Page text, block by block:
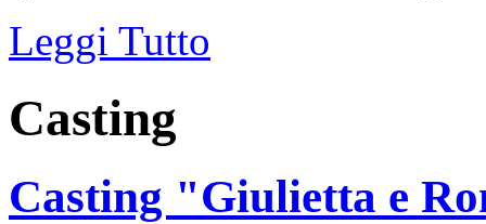
Leggi Tutto
Casting
Casting "Giulietta e